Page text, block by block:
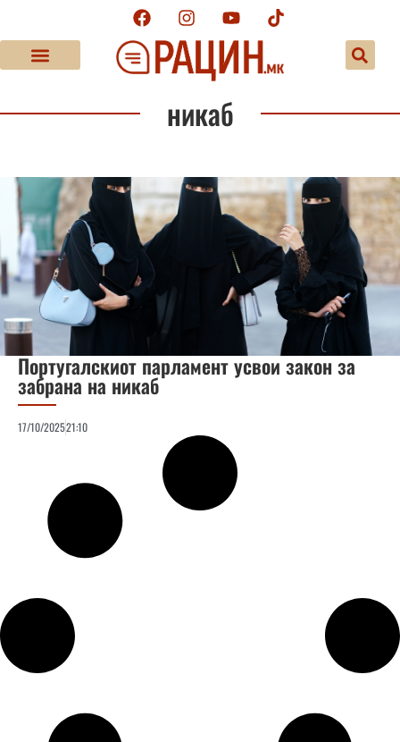
никаб
Португалскиот парламент усвои закон за
забрана на никаб
17/10/202521:10